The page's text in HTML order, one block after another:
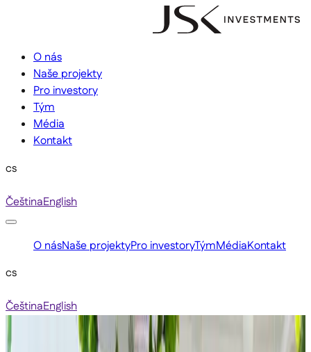
O nás
Naše projekty
Pro investory
Tým
Média
Kontakt
cs
ČeštinaEnglish
O násNaše projektyPro investoryTýmMédiaKontakt
cs
ČeštinaEnglish
Zpět na příspěvky